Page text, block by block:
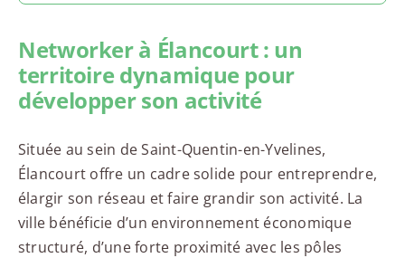
Networker à Élancourt : un
territoire dynamique pour
développer son activité
Située au sein de Saint-Quentin-en-Yvelines,
Élancourt offre un cadre solide pour entreprendre,
élargir son réseau et faire grandir son activité. La
ville bénéficie d’un environnement économique
structuré, d’une forte proximité avec les pôles